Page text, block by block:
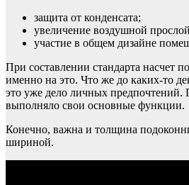
защита от конденсата;
увеличение воздушной
участие в общем дизайне
При составлении стандарта насчет
именно на это. Что же до каких-то
это уже дело личных предпочтений.
выполняло свои основные функции.
Конечно, важна и толщина
шириной.